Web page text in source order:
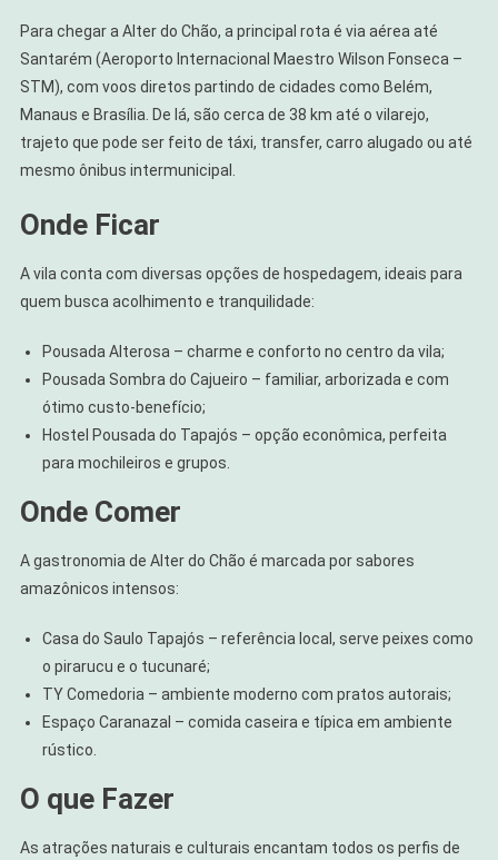
Para chegar a Alter do Chão, a principal rota é via aérea até
Santarém (Aeroporto Internacional Maestro Wilson Fonseca –
STM), com voos diretos partindo de cidades como Belém,
Manaus e Brasília. De lá, são cerca de 38 km até o vilarejo,
trajeto que pode ser feito de táxi, transfer, carro alugado ou até
mesmo ônibus intermunicipal.
Onde Ficar
A vila conta com diversas opções de hospedagem, ideais para
quem busca acolhimento e tranquilidade:
Pousada Alterosa – charme e conforto no centro da vila;
Pousada Sombra do Cajueiro – familiar, arborizada e com
ótimo custo-benefício;
Hostel Pousada do Tapajós – opção econômica, perfeita
para mochileiros e grupos.
Onde Comer
A gastronomia de Alter do Chão é marcada por sabores
amazônicos intensos:
Casa do Saulo Tapajós – referência local, serve peixes como
o pirarucu e o tucunaré;
TY Comedoria – ambiente moderno com pratos autorais;
Espaço Caranazal – comida caseira e típica em ambiente
rústico.
O que Fazer
As atrações naturais e culturais encantam todos os perfis de